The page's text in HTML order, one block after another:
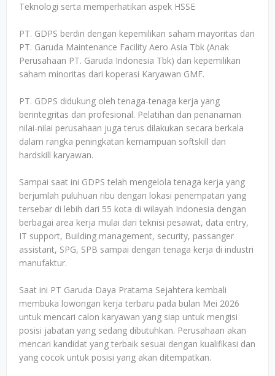
Teknologi serta memperhatikan aspek HSSE
PT. GDPS berdiri dengan kepemilikan saham mayoritas dari
PT. Garuda Maintenance Facility Aero Asia Tbk (Anak
Perusahaan PT. Garuda Indonesia Tbk) dan kepemilikan
saham minoritas dari koperasi Karyawan GMF.
PT. GDPS didukung oleh tenaga-tenaga kerja yang
berintegritas dan profesional. Pelatihan dan penanaman
nilai-nilai perusahaan juga terus dilakukan secara berkala
dalam rangka peningkatan kemampuan softskill dan
hardskill karyawan.
Sampai saat ini GDPS telah mengelola tenaga kerja yang
berjumlah puluhuan ribu dengan lokasi penempatan yang
tersebar di lebih dari 55 kota di wilayah Indonesia dengan
berbagai area kerja mulai dari teknisi pesawat, data entry,
IT support, Building management, security, passanger
assistant, SPG, SPB sampai dengan tenaga kerja di industri
manufaktur.
Saat ini PT Garuda Daya Pratama Sejahtera kembali
membuka lowongan kerja terbaru pada bulan Mei 2026
untuk mencari calon karyawan yang siap untuk mengisi
posisi jabatan yang sedang dibutuhkan. Perusahaan akan
mencari kandidat yang terbaik sesuai dengan kualifikasi dan
yang cocok untuk posisi yang akan ditempatkan.